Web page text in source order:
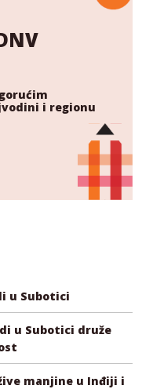
i regionu
u Subotici
u Subotici druže
manjine u Inđiji i